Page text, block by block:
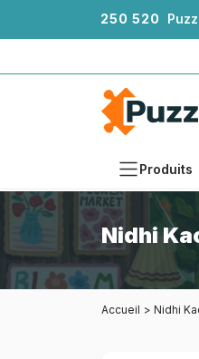
250 520
Produits
Thèmes
Tailles
Formats
Âges
Nidhi
Accueil > Nidhi